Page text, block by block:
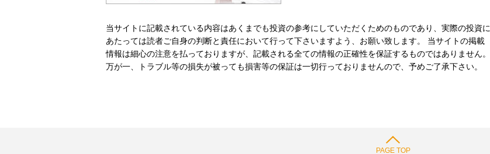
当サイトに記載されている内容はあくまでも投資の参考にしていただくためのものであり、実際の投資に
あたっては読者ご自身の判断と責任において行って下さいますよう、お願い致します。 当サイトの掲載
情報は細心の注意を払っておりますが、記載される全ての情報の正確性を保証するものではありません。
万が一、トラブル等の損失が被っても損害等の保証は一切行っておりませんので、予めご了承下さい。
PAGE TOP